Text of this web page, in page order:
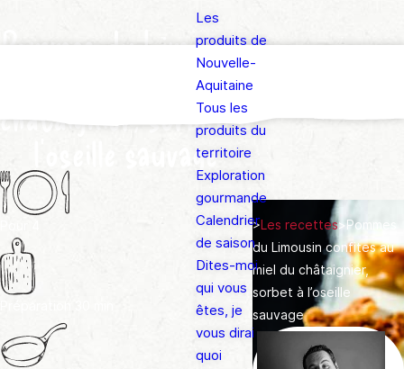
Les
produits de
Nouvelle-
Aquitaine
Tous les
produits du
territoire
Exploration
gourmande
Calendrier
de saison
Dites-moi
qui vous
êtes, je
vous dirai
quoi
Pommes du Limousin
confites au miel du
châtaignier, sorbet à
l’oseille sauvage
> Les recettes>Pommes
du Limousin confites au
miel du châtaignier,
sorbet à l’oseille
sauvage